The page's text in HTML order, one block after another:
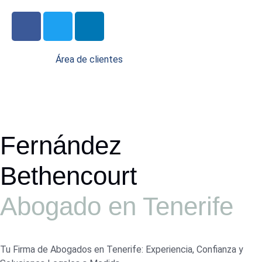
Área de clientes
Fernández
Bethencourt
Abogado en Tenerife
Tu Firma de Abogados en Tenerife: Experiencia, Confianza y